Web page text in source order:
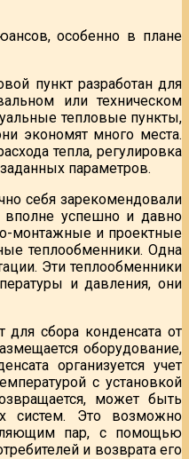
особенно в плане
пункт разработан для
или техническом
тепловые пункты,
экономят много места.
тепла, регулировка
параметров.
себя зарекомендовали
вполне успешно и давно
монтажные и проектные
теплообменники. Одна
Эти теплообменники
и давления, они
для сбора конденсата от
оборудование,
организуется учет
с установкой
может быть
систем. Это возможно
пар, с помощью
и возврата его